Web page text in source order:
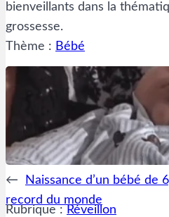
bienveillants dans la
grossesse.
Thème : Bébé
←
Naissance d’un bébé de
record du monde
Rubrique : Réveillon